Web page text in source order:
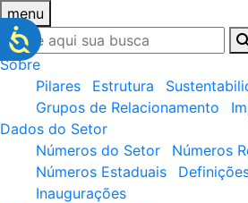
menu
Sobre
Pilares
Estrutura
Grupos de Relacionamento
Dados do Setor
Números do Setor
Números
Números Estaduais
Inaugurações